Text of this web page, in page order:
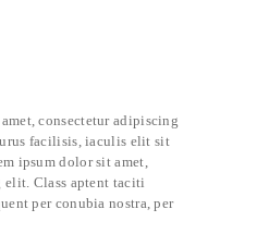
consectetur adipiscing
facilisis, iaculis elit sit
ipsum dolor sit amet,
elit. Class aptent taciti
per conubia nostra, per